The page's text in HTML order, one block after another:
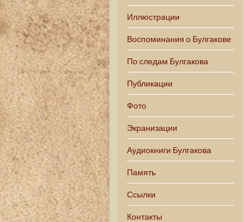
Иллюстрации
Воспоминания о Булгакове
По следам Булгакова
Публикации
Фото
Экранизации
Аудиокниги Булгакова
Память
Ссылки
Контакты